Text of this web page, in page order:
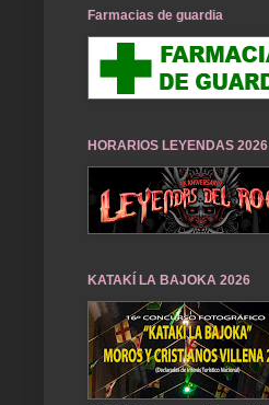
Farmacias de guardia
HORARIOS LEYENDAS 2026
KATAKÍ LA BAJOKA 2026